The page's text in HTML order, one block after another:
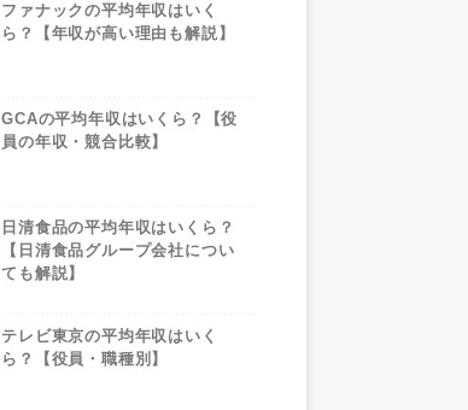
ファナックの平均年収はいく
ら？【年収が高い理由も解説】
GCAの平均年収はいくら？【役
員の年収・競合比較】
日清食品の平均年収はいくら？
【日清食品グループ会社につい
ても解説】
テレビ東京の平均年収はいく
ら？【役員・職種別】